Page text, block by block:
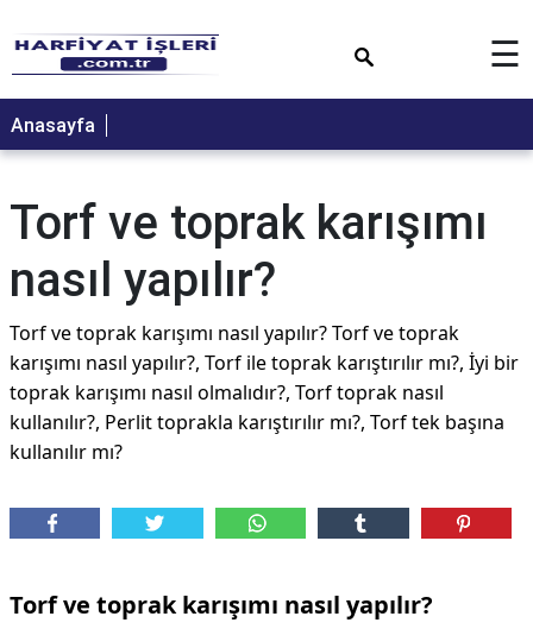
☰
Anasayfa
Torf ve toprak karışımı
nasıl yapılır?
Torf ve toprak karışımı nasıl yapılır? Torf ve toprak
karışımı nasıl yapılır?, Torf ile toprak karıştırılır mı?, İyi bir
toprak karışımı nasıl olmalıdır?, Torf toprak nasıl
kullanılır?, Perlit toprakla karıştırılır mı?, Torf tek başına
kullanılır mı?
Torf ve toprak karışımı nasıl yapılır?